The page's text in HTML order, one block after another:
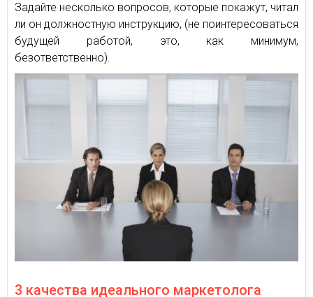
Задайте несколько вопросов, которые покажут, читал
ли он должностную инструкцию, (не поинтересоваться
будущей работой, это, как минимум,
безответственно).
3 качества идеального маркетолога